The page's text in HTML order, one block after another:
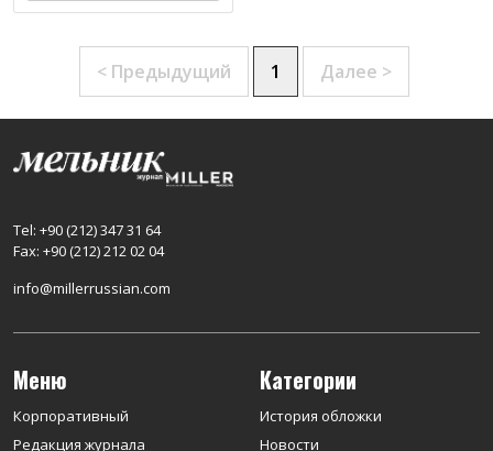
< Предыдущий 1 Далее >
Tel: +90 (212) 347 31 64
Fax: +90 (212) 212 02 04
info@millerrussian.com
Меню
Корпоративный
Редакция журнала
Категории
История обложки
Новости